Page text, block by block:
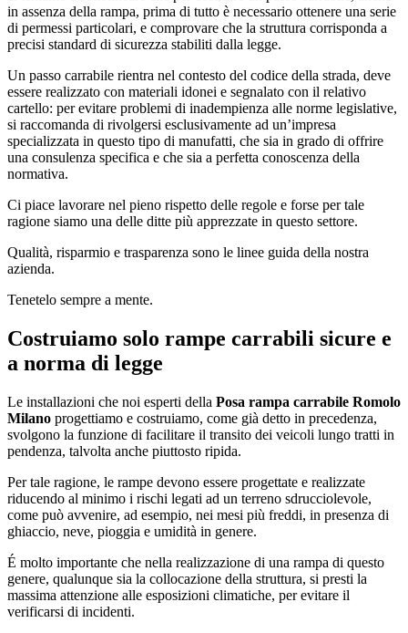
in assenza della rampa, prima di tutto è necessario ottenere una serie
di permessi particolari, e comprovare che la struttura corrisponda a
precisi standard di sicurezza stabiliti dalla legge.
Un passo carrabile rientra nel contesto del codice della strada, deve
essere realizzato con materiali idonei e segnalato con il relativo
cartello: per evitare problemi di inadempienza alle norme legislative,
si raccomanda di rivolgersi esclusivamente ad un’impresa
specializzata in questo tipo di manufatti, che sia in grado di offrire
una consulenza specifica e che sia a perfetta conoscenza della
normativa.
Ci piace lavorare nel pieno rispetto delle regole e forse per tale
ragione siamo una delle ditte più apprezzate in questo settore.
Qualità, risparmio e trasparenza sono le linee guida della nostra
azienda.
Tenetelo sempre a mente.
Costruiamo solo rampe carrabili sicure e
a norma di legge
Le installazioni che noi esperti della Posa rampa carrabile Romolo
Milano progettiamo e costruiamo, come già detto in precedenza,
svolgono la funzione di facilitare il transito dei veicoli lungo tratti in
pendenza, talvolta anche piuttosto ripida.
Per tale ragione, le rampe devono essere progettate e realizzate
riducendo al minimo i rischi legati ad un terreno sdrucciolevole,
come può avvenire, ad esempio, nei mesi più freddi, in presenza di
ghiaccio, neve, pioggia e umidità in genere.
É molto importante che nella realizzazione di una rampa di questo
genere, qualunque sia la collocazione della struttura, si presti la
massima attenzione alle esposizioni climatiche, per evitare il
verificarsi di incidenti.